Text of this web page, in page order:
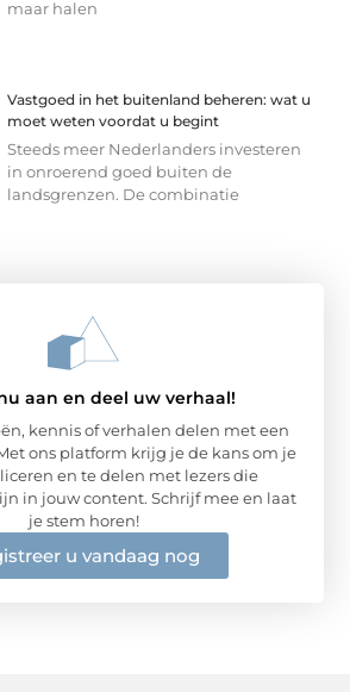
maar halen
Vastgoed in het buitenland beheren: wat u
moet weten voordat u begint
Steeds meer Nederlanders investeren
in onroerend goed buiten de
landsgrenzen. De combinatie
aan en deel uw verhaal!
kennis of verhalen delen met een
ons platform krijg je de kans om je
en te delen met lezers die
in jouw content. Schrijf mee en laat
je stem horen!
u vandaag nog